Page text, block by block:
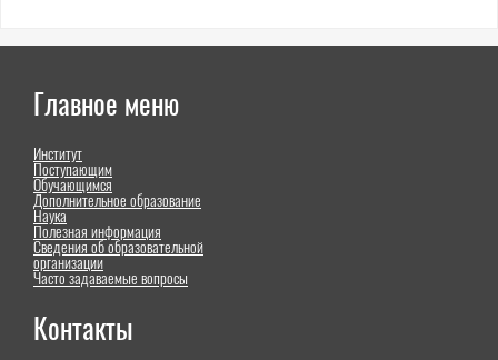
Главное меню
Институт
Поступающим
Обучающимся
Дополнительное образование
Наука
Полезная информация
Сведения об образовательной
организации
Часто задаваемые вопросы
Контакты